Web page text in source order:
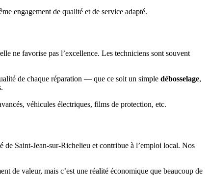
engagement de qualité et de service adapté.
ne favorise pas l’excellence. Les techniciens sont souvent
de chaque réparation — que ce soit un simple débosselage,
véhicules électriques, films de protection, etc.
de Saint-Jean-sur-Richelieu et contribue à l’emploi local. Nos
de valeur, mais c’est une réalité économique que beaucoup de